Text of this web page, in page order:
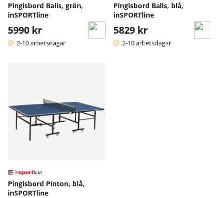
Pingisbord Balis, grön,
inSPORTline
5990 kr
2-10 arbetsdagar
Pingisbord Balis, blå,
inSPORTline
5829 kr
2-10 arbetsdagar
Pingisbord Pinton, blå,
inSPORTline